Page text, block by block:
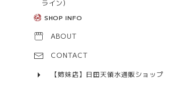
ライン）
SHOP INFO
ABOUT
CONTACT
【姉妹店】日田天領水通販ショップ